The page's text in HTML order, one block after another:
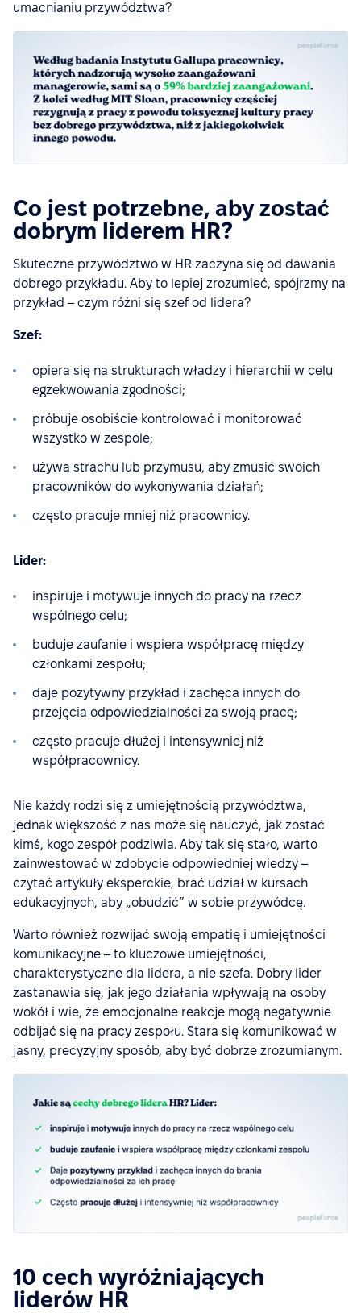
umacnianiu przywództwa?
Co jest potrzebne, aby zostać
dobrym liderem HR?
Skuteczne przywództwo w HR zaczyna się od dawania
dobrego przykładu. Aby to lepiej zrozumieć, spójrzmy na
przykład – czym różni się szef od lidera?
Szef:
opiera się na strukturach władzy i hierarchii w celu
egzekwowania zgodności;
próbuje osobiście kontrolować i monitorować
wszystko w zespole;
używa strachu lub przymusu, aby zmusić swoich
pracowników do wykonywania działań;
często pracuje mniej niż pracownicy.
Lider:
inspiruje i motywuje innych do pracy na rzecz
wspólnego celu;
buduje zaufanie i wspiera współpracę między
członkami zespołu;
daje pozytywny przykład i zachęca innych do
przejęcia odpowiedzialności za swoją pracę;
często pracuje dłużej i intensywniej niż
współpracownicy.
Nie każdy rodzi się z umiejętnością przywództwa,
jednak większość z nas może się nauczyć, jak zostać
kimś, kogo zespół podziwia. Aby tak się stało, warto
zainwestować w zdobycie odpowiedniej wiedzy –
czytać artykuły eksperckie, brać udział w kursach
edukacyjnych, aby „obudzić” w sobie przywódcę.
Warto również rozwijać swoją empatię i umiejętności
komunikacyjne – to kluczowe umiejętności,
charakterystyczne dla lidera, a nie szefa. Dobry lider
zastanawia się, jak jego działania wpływają na osoby
wokół i wie, że emocjonalne reakcje mogą negatywnie
odbijać się na pracy zespołu. Stara się komunikować w
jasny, precyzyjny sposób, aby być dobrze zrozumianym.
10 cech wyróżniających
liderów HR